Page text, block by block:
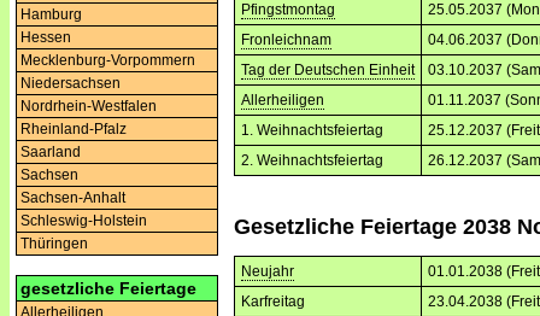
Hamburg
Hessen
Mecklenburg-Vorpommern
Niedersachsen
Nordrhein-Westfalen
Rheinland-Pfalz
Saarland
Sachsen
Sachsen-Anhalt
Schleswig-Holstein
Thüringen
gesetzliche Feiertage
Allerheiligen
Pfingstmontag
25.05.2037
Fronleichnam
04.06.2037
Tag der Deutschen Einheit
03.10.2037
Allerheiligen
01.11.2037
1. Weihnachtsfeiertag
25.12.2037
2. Weihnachtsfeiertag
26.12.2037
Gesetzliche Feiertage 2038
Neujahr
01.01.2038
Karfreitag
23.04.2038